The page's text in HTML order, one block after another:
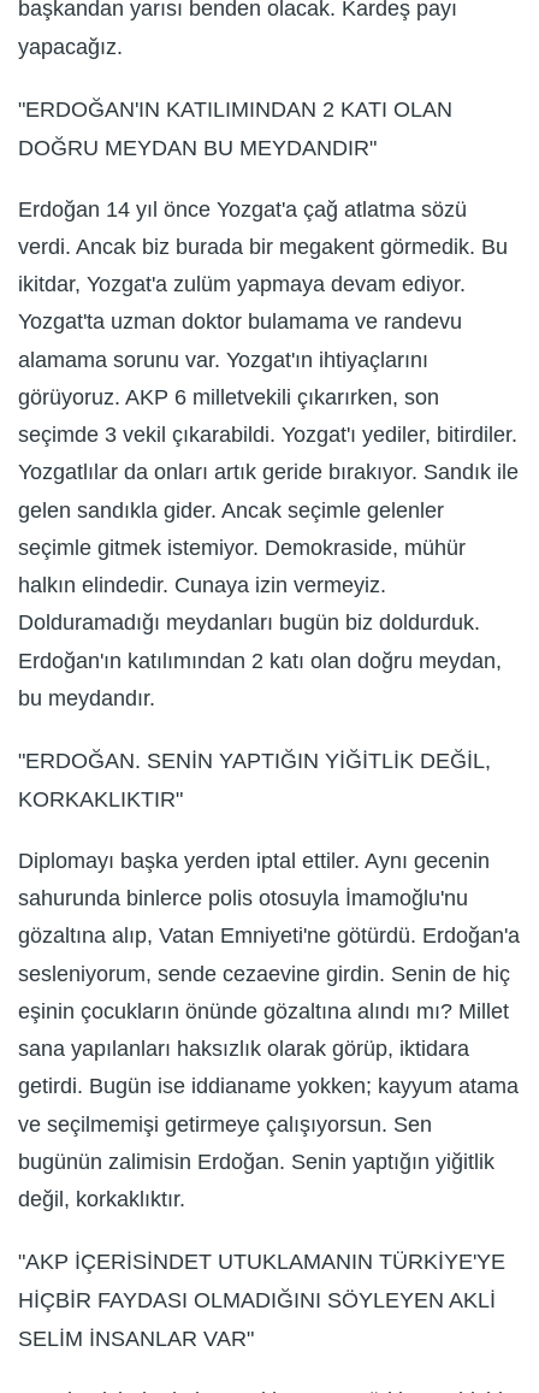
başkandan yarısı benden olacak. Kardeş payı
yapacağız.
"ERDOĞAN'IN KATILIMINDAN 2 KATI OLAN
DOĞRU MEYDAN BU MEYDANDIR"
Erdoğan 14 yıl önce Yozgat'a çağ atlatma sözü
verdi. Ancak biz burada bir megakent görmedik. Bu
ikitdar, Yozgat'a zulüm yapmaya devam ediyor.
Yozgat'ta uzman doktor bulamama ve randevu
alamama sorunu var. Yozgat'ın ihtiyaçlarını
görüyoruz. AKP 6 milletvekili çıkarırken, son
seçimde 3 vekil çıkarabildi. Yozgat'ı yediler, bitirdiler.
Yozgatlılar da onları artık geride bırakıyor. Sandık ile
gelen sandıkla gider. Ancak seçimle gelenler
seçimle gitmek istemiyor. Demokraside, mühür
halkın elindedir. Cunaya izin vermeyiz.
Dolduramadığı meydanları bugün biz doldurduk.
Erdoğan'ın katılımından 2 katı olan doğru meydan,
bu meydandır.
"ERDOĞAN. SENİN YAPTIĞIN YİĞİTLİK DEĞİL,
KORKAKLIKTIR"
Diplomayı başka yerden iptal ettiler. Aynı gecenin
sahurunda binlerce polis otosuyla İmamoğlu'nu
gözaltına alıp, Vatan Emniyeti'ne götürdü. Erdoğan'a
sesleniyorum, sende cezaevine girdin. Senin de hiç
eşinin çocukların önünde gözaltına alındı mı? Millet
sana yapılanları haksızlık olarak görüp, iktidara
getirdi. Bugün ise iddianame yokken; kayyum atama
ve seçilmemişi getirmeye çalışıyorsun. Sen
bugünün zalimisin Erdoğan. Senin yaptığın yiğitlik
değil, korkaklıktır.
"AKP İÇERİSİNDET UTUKLAMANIN TÜRKİYE'YE
HİÇBİR FAYDASI OLMADIĞINI SÖYLEYEN AKLİ
SELİM İNSANLAR VAR"